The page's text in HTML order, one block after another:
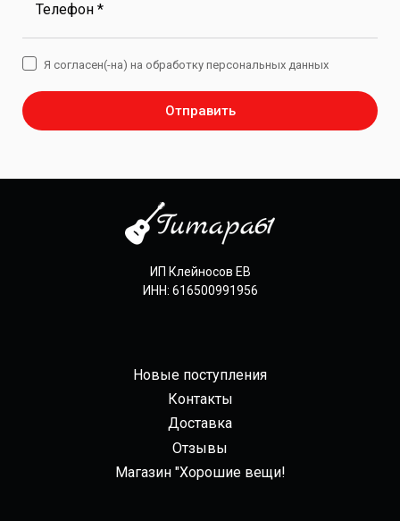
Телефон *
Отправить
Я согласен(-на) на обработку персональных данных
ИП Клейносов ЕВ
ИНН: 616500991956
Новые поступления
Контакты
Доставка
Отзывы
Магазин "Хорошие вещи!